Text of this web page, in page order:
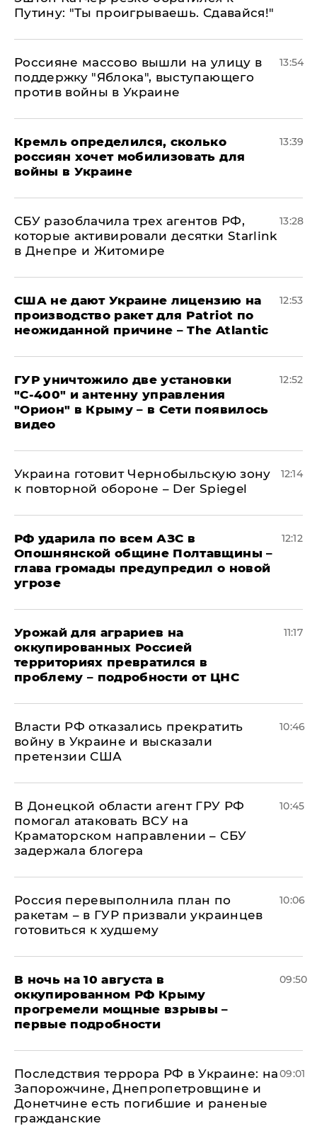
Путину: "Ты проигрываешь. Сдавайся!"
Россияне массово вышли на улицу в
поддержку "Яблока", выступающего
против войны в Украине
13:54
Кремль определился, сколько
россиян хочет мобилизовать для
войны в Украине
13:39
СБУ разоблачила трех агентов РФ,
которые активировали десятки Starlink
в Днепре и Житомире
13:28
США не дают Украине лицензию на
производство ракет для Patriot по
неожиданной причине – The Atlantic
12:53
ГУР уничтожило две установки
"С‑400" и антенну управления
"Орион" в Крыму – в Сети появилось
видео
12:52
Украина готовит Чернобыльскую зону
к повторной обороне – Der Spiegel
12:14
РФ ударила по всем АЗС в
Опошнянской общине Полтавщины –
глава громады предупредил о новой
угрозе
12:12
Урожай для аграриев на
оккупированных Россией
территориях превратился в
проблему – подробности от ЦНС
11:17
Власти РФ отказались прекратить
войну в Украине и высказали
претензии США
10:46
В Донецкой области агент ГРУ РФ
помогал атаковать ВСУ на
Краматорском направлении – СБУ
задержала блогера
10:45
Россия перевыполнила план по
ракетам – в ГУР призвали украинцев
готовиться к худшему
10:06
В ночь на 10 августа в
оккупированном РФ Крыму
прогремели мощные взрывы –
первые подробности
09:50
Последствия террора РФ в Украине: на
Запорожчине, Днепропетровщине и
Донетчине есть погибшие и раненые
гражданские
09:01